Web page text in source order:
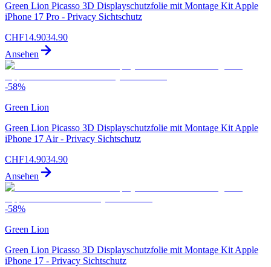
Green Lion Picasso 3D Displayschutzfolie mit Montage Kit Apple
iPhone 17 Pro - Privacy Sichtschutz
CHF14.9034.90
Ansehen
-58%
Green Lion
Green Lion Picasso 3D Displayschutzfolie mit Montage Kit Apple
iPhone 17 Air - Privacy Sichtschutz
CHF14.9034.90
Ansehen
-58%
Green Lion
Green Lion Picasso 3D Displayschutzfolie mit Montage Kit Apple
iPhone 17 - Privacy Sichtschutz